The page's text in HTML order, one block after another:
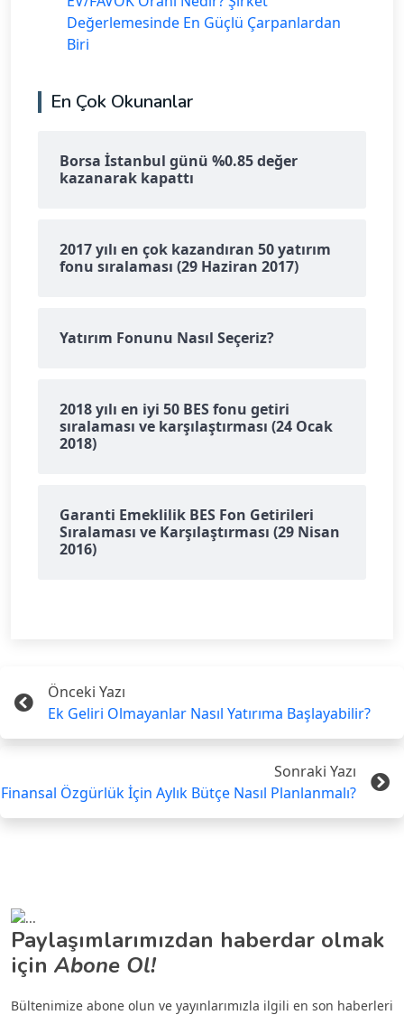
Değerlemesinde En Güçlü Çarpanlardan
Biri
En Çok Okunanlar
Borsa İstanbul günü %0.85 değer
kazanarak kapattı
2017 yılı en çok kazandıran 50 yatırım
fonu sıralaması (29 Haziran 2017)
Yatırım Fonunu Nasıl Seçeriz?
2018 yılı en iyi 50 BES fonu getiri
sıralaması ve karşılaştırması (24 Ocak
2018)
Garanti Emeklilik BES Fon Getirileri
Sıralaması ve Karşılaştırması (29 Nisan
2016)
Önceki Yazı
Ek Geliri Olmayanlar Nasıl Yatırıma Başlayabilir?
Sonraki Yazı
Finansal Özgürlük İçin Aylık Bütçe Nasıl Planlanmalı?
Paylaşımlarımızdan haberdar olmak
için Abone Ol!
Bültenimize abone olun ve yayınlarımızla ilgili en son haberleri